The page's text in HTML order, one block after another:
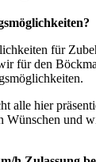
für
für den
alle hier
Wünschen und